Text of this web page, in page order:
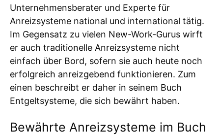
Unternehmensberater und Experte für
Anreizsysteme national und international tätig.
Im Gegensatz zu vielen New-Work-Gurus wirft
er auch traditionelle Anreizsysteme nicht
einfach über Bord, sofern sie auch heute noch
erfolgreich anreizgebend funktionieren. Zum
einen beschreibt er daher in seinem Buch
Entgeltsysteme, die sich bewährt haben.
Bewährte Anreizsysteme im Buch